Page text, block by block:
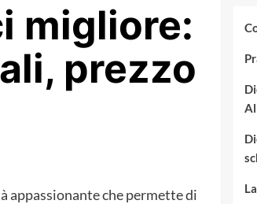
migliore:
prezzo
appassionante che permette di